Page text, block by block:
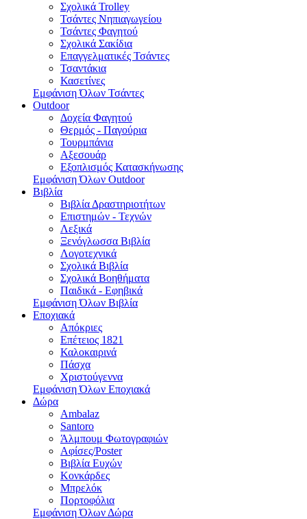
Σχολικά Trolley
Τσάντες Νηπιαγωγείου
Τσάντες Φαγητού
Σχολικά Σακίδια
Επαγγελματικές Τσάντες
Τσαντάκια
Κασετίνες
Εμφάνιση Όλων Τσάντες
Outdoor
Δοχεία Φαγητού
Θερμός - Παγούρια
Τουρμπάνια
Αξεσουάρ
Εξοπλισμός Κατασκήνωσης
Εμφάνιση Όλων Outdoor
Βιβλία
Βιβλία Δραστηριοτήτων
Επιστημών - Τεχνών
Λεξικά
Ξενόγλωσσα Βιβλία
Λογοτεχνικά
Σχολικά Βιβλία
Σχολικά Βοηθήματα
Παιδικά - Εφηβικά
Εμφάνιση Όλων Βιβλία
Εποχιακά
Απόκριες
Επέτειος 1821
Καλοκαιρινά
Πάσχα
Χριστούγεννα
Εμφάνιση Όλων Εποχιακά
Δώρα
Ambalaz
Santoro
Άλμπουμ Φωτογραφιών
Αφίσες/Poster
Βιβλία Ευχών
Κονκάρδες
Μπρελόκ
Πορτοφόλια
Εμφάνιση Όλων Δώρα